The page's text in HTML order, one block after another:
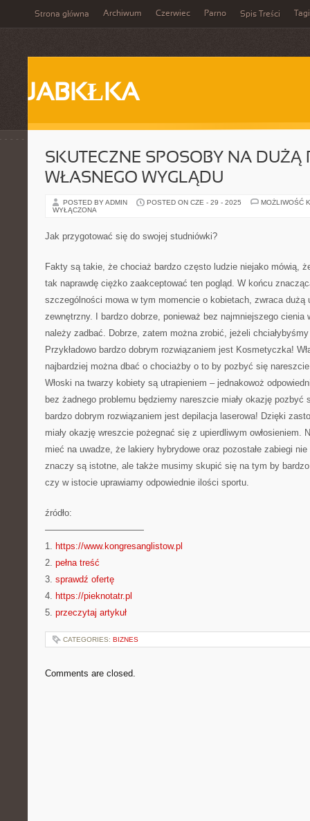
Strona główna Archiwum Czerwiec Parno Spis Treści Tagi
JABKŁKA
SKUTECZNE SPOSOBY NA DUŻĄ
WŁASNEGO WYGLĄDU
POSTED BY ADMIN POSTED ON CZE - 29 - 2025
MOŻLIWOŚĆ
WYŁĄCZONA
Jak przygotować się do swojej studniówki?
Fakty są takie, że chociaż bardzo często ludzie niejako mówią,
tak naprawdę ciężko zaakceptować ten pogląd. W końcu
szczególności mowa w tym momencie o kobietach, zwraca dużą
zewnętrzny. I bardzo dobrze, ponieważ bez najmniejszego cienia
należy zadbać. Dobrze, zatem można zrobić, jeżeli
Przykładowo bardzo dobrym rozwiązaniem jest Kosmetyczka!
najbardziej można dbać o chociażby o to by pozbyć się nareszcie
Włoski na twarzy kobiety są utrapieniem – jednakowoż
bez żadnego problemu będziemy nareszcie miały okazję pozbyć
bardzo dobrym rozwiązaniem jest depilacja laserowa! Dzięki
miały okazję wreszcie pożegnać się z upierdliwym owłosieniem.
mieć na uwadze, że lakiery hybrydowe oraz pozostałe zabiegi
znaczy są istotne, ale także musimy skupić się na tym by
czy w istocie uprawiamy odpowiednie ilości sportu.
źródło:
———————————
1. https://www.kongresanglistow.pl
2. pełna treść
3. sprawdź ofertę
4. https://pieknotatr.pl
5. przeczytaj artykuł
CATEGORIES: BIZNES
Comments are closed.